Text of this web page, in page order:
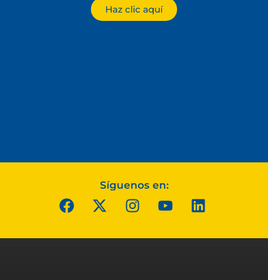
Haz clic aquí
Síguenos en: